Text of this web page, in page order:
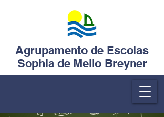
Agrupamento de Escolas
Sophia de Mello Breyner